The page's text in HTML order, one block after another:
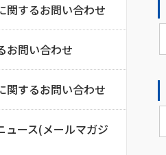
関するお問い合わせ
お問い合わせ
関するお問い合わせ
ュース(メールマガジ